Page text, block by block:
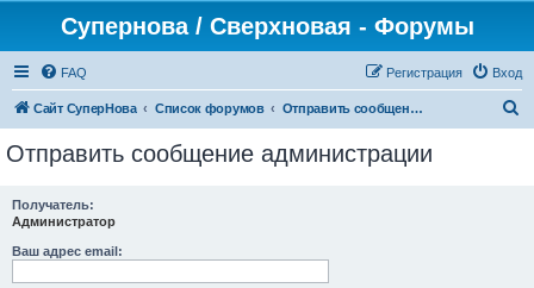
Супернова / Сверхновая - Форумы
FAQ Вход
Регистрация
Сайт СуперНова Список форумов Отправить сообщение администрации
Отправить сообщение администрации
Получатель:
Администратор
Ваш адрес email: